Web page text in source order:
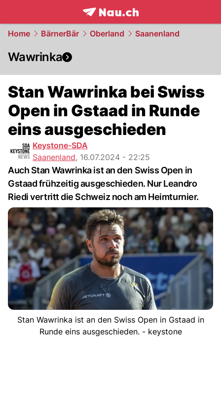
frontpage.NAU.ch
Home BärnerBär Oberland Saanenland
Wawrinka
Stan Wawrinka bei Swiss
Open in Gstaad in Runde
eins ausgeschieden
Keystone-SDA
Saanenland, 16.07.2024 - 22:25
Auch Stan Wawrinka ist an den Swiss Open in
Gstaad frühzeitig ausgeschieden. Nur Leandro
Riedi vertritt die Schweiz noch am Heimturnier.
Stan Wawrinka ist an den Swiss Open in Gstaad in
Runde eins ausgeschieden. - keystone